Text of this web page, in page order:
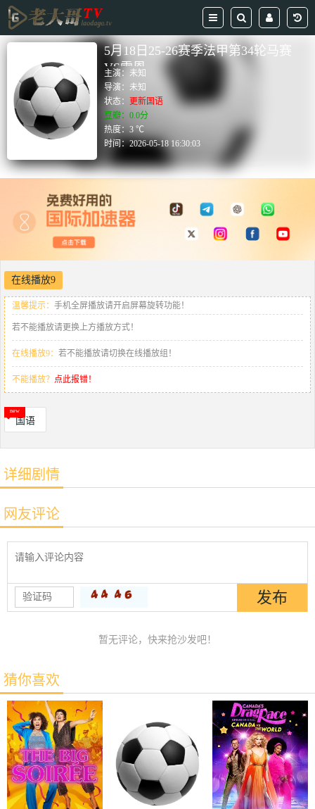
5月18日25-26赛季法甲第34轮马赛
VS雷恩
主演： 未知
导演：未知
状态： 更新国语
豆瓣：0.0分
热度：3 ℃
时间：2026-05-18 16:30:03
在线播放9
温馨提示： 手机全屏播放请开启屏幕旋转功能！
若不能播放请更换上方播放方式！
在线播放9： 若不能播放请切换在线播放组！
不能播放？ 点此报错！
国语
详细剧情
网友评论
暂无评论，快来抢沙发吧！
猜你喜欢